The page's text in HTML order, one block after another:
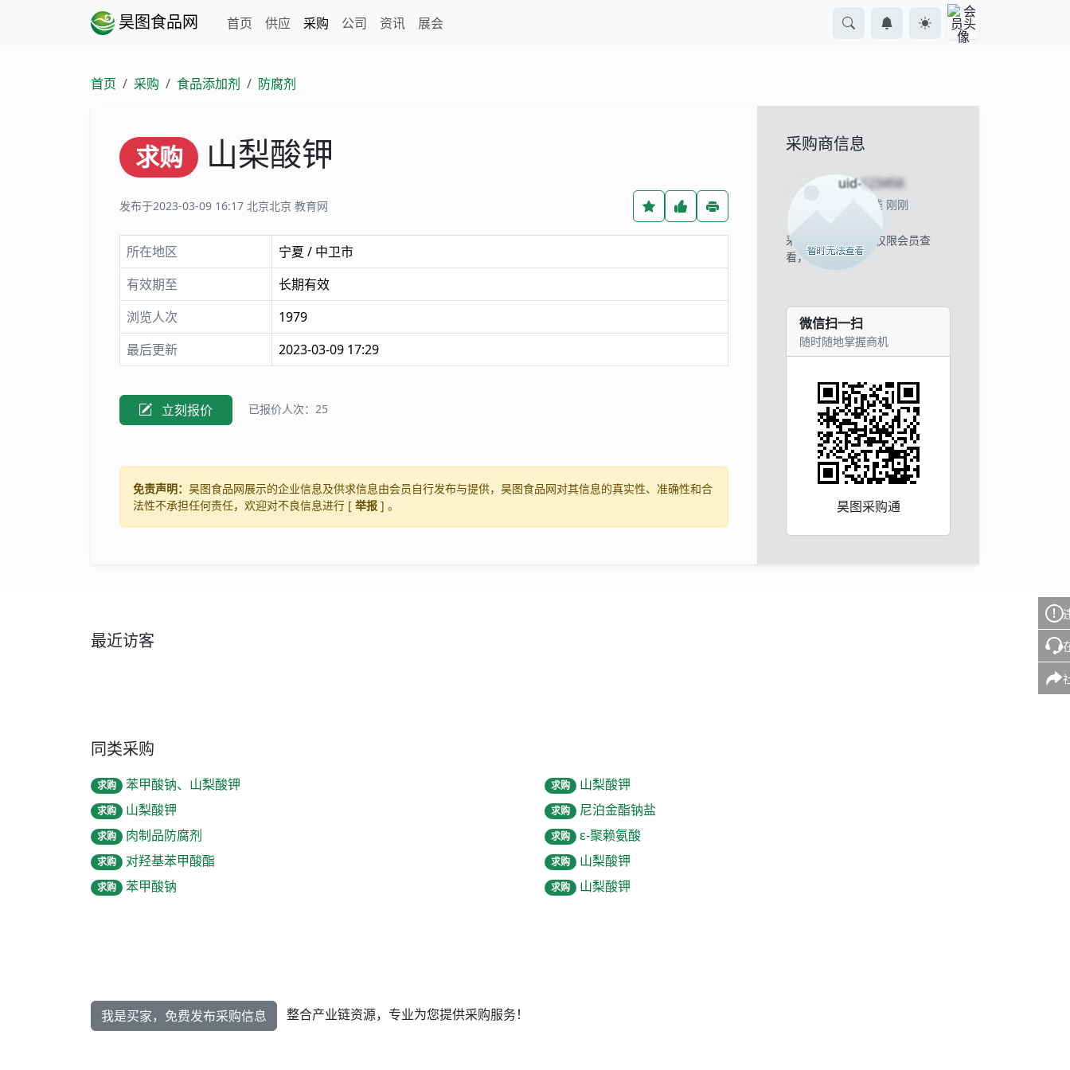
昊图食品网 首页 供应 采购 公司 资讯 展会
首页 采购 食品添加剂 防腐剂
求购 山梨酸钾
发布于2023-03-09 16:17 北京北京 教育网
所在地区
宁夏 / 中卫市
有效期至
长期有效
浏览人次
1979
最后更新
2023-03-09 17:29
立刻报价 已报价人次：25
免责声明： 昊图食品网展示的企业信息及供求信息由会员自行发布与提供，昊图食品网对其信息的真实性、准确性和合
法性不承担任何责任，欢迎对不良信息进行 [ 举报 ] 。
采购商信息
uid-123456
当前离线 刚刚
采购商的联系方式仅限会员查
看，立即登录。
微信扫一扫
随时随地掌握商机
昊图采购通
最近访客
同类采购
求购 苯甲酸钠、山梨酸钾 求购 山梨酸钾
求购 山梨酸钾 求购 尼泊金酯钠盐
求购 肉制品防腐剂 求购 ε-聚赖氨酸
求购 对羟基苯甲酸酯 求购 山梨酸钾
求购 苯甲酸钠 求购 山梨酸钾
我是买家，免费发布采购信息 整合产业链资源，专业为您提供采购服务！